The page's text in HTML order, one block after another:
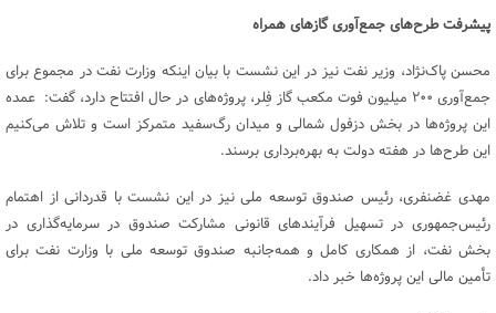
پیشرفت طرح‌های جمع‌آوری گازهای همراه
محسن پاک‌نژاد، وزیر نفت نیز در این نشست با بیان اینکه وزارت نفت در مجموع برای
جمع‌آوری ۲۰۰ میلیون فوت مکعب گاز فِلر، پروژه‌های در حال افتتاح دارد، گفت: عمده
این پروژه‌ها در بخش دزفول شمالی و میدان رگ‌سفید متمرکز است و تلاش می‌کنیم
این طرح‌ها در هفته دولت به بهره‌برداری برسند.
مهدی غضنفری، رئیس صندوق توسعه ملی نیز در این نشست با قدردانی از اهتمام
رئیس‌جمهوری در تسهیل فرآیندهای قانونی مشارکت صندوق در سرمایه‌گذاری در
بخش نفت، از همکاری کامل و همه‌جانبه صندوق توسعه ملی با وزارت نفت برای
تأمین مالی این پروژه‌ها خبر داد.